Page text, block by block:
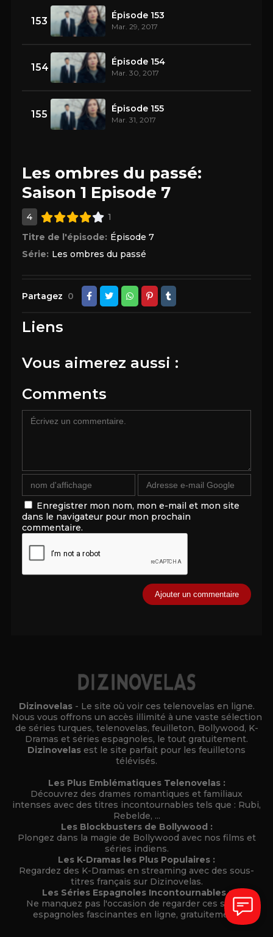
153 Épisode 153
Mar. 29, 2017
154 Épisode 154
Mar. 30, 2017
155 Épisode 155
Mar. 31, 2017
Les ombres du passé:
Saison 1 Episode 7
4
1
Titre de l'épisode: Épisode 7
Série: Les ombres du passé
Partagez 0
Liens
Vous aimerez aussi :
Comments
Enregistrer mon nom, mon e-mail et mon site
dans le navigateur pour mon prochain
commentaire.
Dizinovelas - Le site où voir ces telenovelas en ligne.
Nous vous offrons un accès illimité à une vaste sélection
de séries turques, telenovelas, feuilleton, Bollywood, K-
Dramas et séries espagnoles, le tout gratuitement.
Dizinovelas est le site parfait pour les feuilletons
télévisés.
Les Plus Emblématiques Telenovelas :
Découvrez des drames romantiques et familiaux
intenses avec des titres incontournables tels que : Rubi,
Rebelde, ...
Les Blockbusters de Bollywood :
Plongez dans la magie de Bollywood avec nos films et
séries indiens.
Les K-Dramas les Plus Populaires :
Regardez des K-Dramas en streaming avec des sous-
titres français sur Dizinovelas.
Les Séries Espagnoles Incontournables :
Ne manquez pas l'occasion de regarder ces séries
espagnoles fascinantes en ligne, gratuitement.